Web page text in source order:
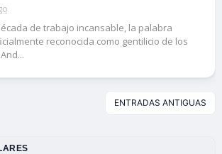
de trabajo incansable, la palabra
reconocida como gentilicio de los
ENTRADAS ANTIGUAS